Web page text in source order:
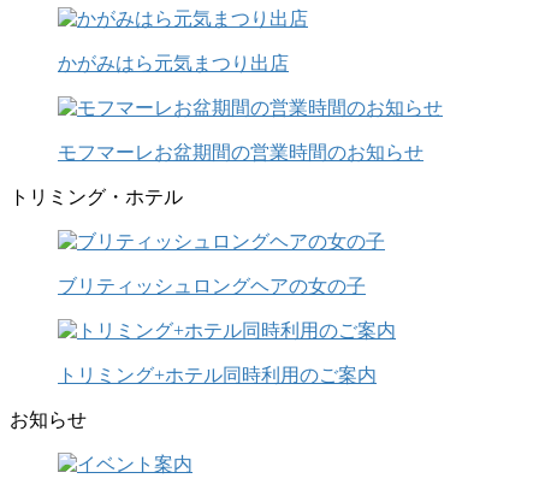
かがみはら元気まつり出店
モフマーレお盆期間の営業時間のお知らせ
トリミング・ホテル
ブリティッシュロングヘアの女の子
トリミング+ホテル同時利用のご案内
お知らせ